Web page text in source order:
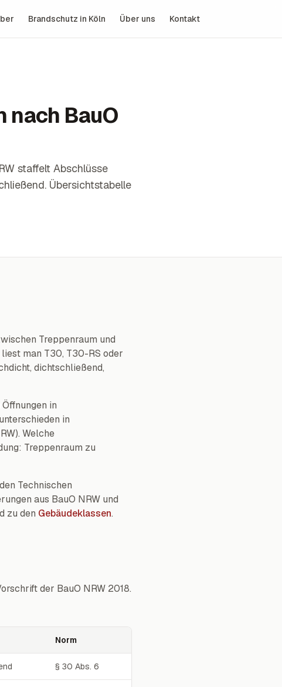
Brandschutz in Köln Über uns Kontakt
nach BauO
staffelt Abschlüsse
Übersichtstabelle
Treppenraum und
man T30, T30-RS oder
dichtschließend,
in
in
Welche
Treppenraum zu
Technischen
aus BauO NRW und
zu den Gebäudeklassen.
der BauO NRW 2018.
Norm
§ 30 Abs. 6